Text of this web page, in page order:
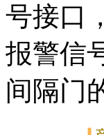
号接口
报警信
间隔门